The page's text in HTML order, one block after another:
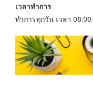
เวลาทำการ
ทำการทุกวัน เวลา